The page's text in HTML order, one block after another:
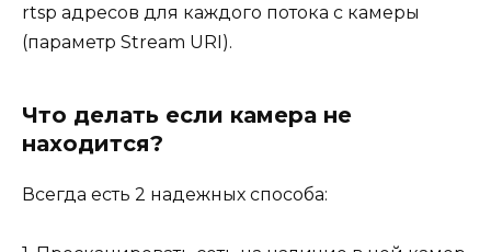
rtsp адресов для каждого потока с камеры
(параметр Stream URI).
Что делать если камера не
находится?
Всегда есть 2 надежных способа: